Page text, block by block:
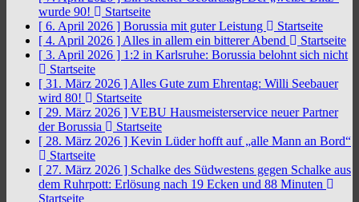
wurde 90!
Startseite
[ 6. April 2026 ] Borussia mit guter Leistung
Startseite
[ 4. April 2026 ] Alles in allem ein bitterer Abend
Startseite
[ 3. April 2026 ] 1:2 in Karlsruhe: Borussia belohnt sich nicht
Startseite
[ 31. März 2026 ] Alles Gute zum Ehrentag: Willi Seebauer
wird 80!
Startseite
[ 29. März 2026 ] VEBU Hausmeisterservice neuer Partner
der Borussia
Startseite
[ 28. März 2026 ] Kevin Lüder hofft auf „alle Mann an Bord“
Startseite
[ 27. März 2026 ] Schalke des Südwestens gegen Schalke aus
dem Ruhrpott: Erlösung nach 19 Ecken und 88 Minuten
Startseite